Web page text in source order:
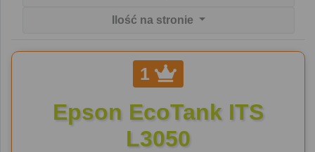
Ilość na stronie
1
Epson EcoTank ITS
L3050